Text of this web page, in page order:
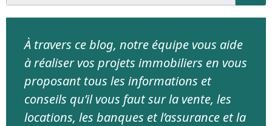
À travers ce blog, notre équipe vous aide
à réaliser vos projets immobiliers en vous
proposant tous les informations et
conseils qu’il vous faut sur la vente, les
locations, les banques et l’assurance et la